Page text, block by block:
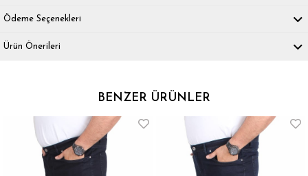
Ödeme Seçenekleri
Ürün Önerileri
BENZER ÜRÜNLER